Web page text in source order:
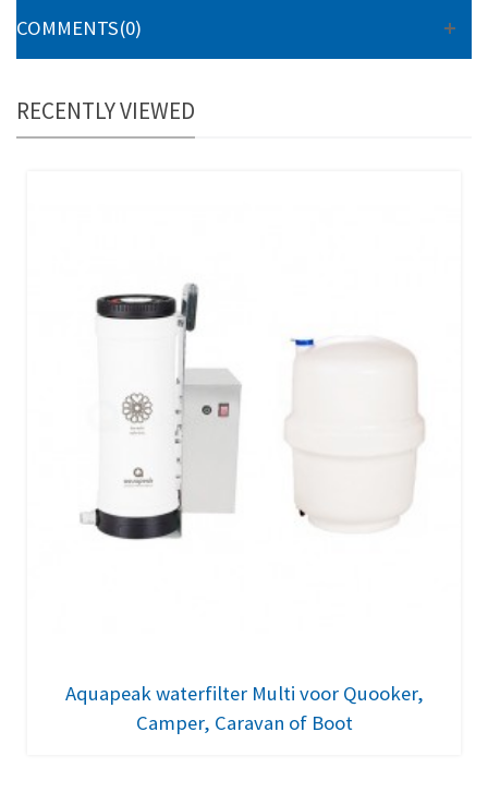
COMMENTS(0)
RECENTLY VIEWED
Aquapeak waterfilter Multi voor Quooker,
Camper, Caravan of Boot